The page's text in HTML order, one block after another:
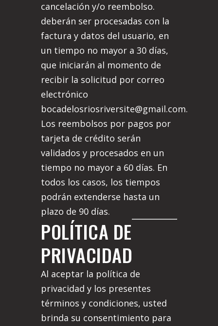
cancelación y/o reembolso.
deberán ser procesadas con la
factura y datos del usuario, en
un tiempo no mayor a 30 días,
que iniciarán al momento de
recibir la solicitud por correo
electrónico
bocadelosriosriversite@gmail.com.
Los reembolsos por pagos por
tarjeta de crédito serán
validados y procesados en un
tiempo no mayor a 60 días. En
todos los casos, los tiempos
podrán extenderse hasta un
plazo de 90 días.
POLÍTICA DE
PRIVACIDAD
Al aceptar la política de
privacidad y los presentes
términos y condiciones, usted
brinda su consentimiento para